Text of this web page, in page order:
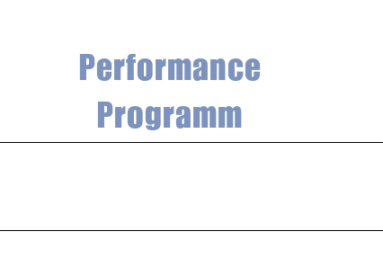
Performance
Programm